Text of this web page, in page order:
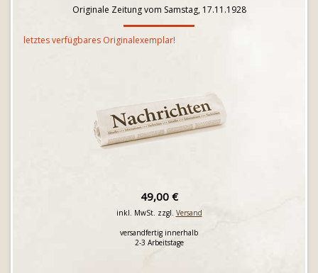
Originale Zeitung vom Samstag, 17.11.1928
letztes verfügbares Originalexemplar!
49,00 €
inkl. MwSt. zzgl. Versand
versandfertig innerhalb
2-3 Arbeitstage